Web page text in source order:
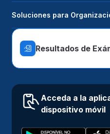
Soluciones para
Resultados de
Acceda a la
dispositivo móvil